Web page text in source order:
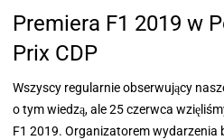
Premiera F1 2019 w
Prix CDP
Wszyscy regularnie obserwujący
o tym wiedzą, ale 25 czerwca
F1 2019. Organizatorem wydarzenia